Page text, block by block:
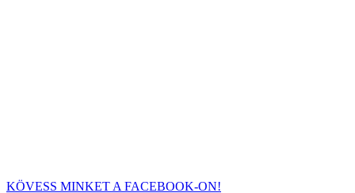
KÖVESS MINKET A FACEBOOK-ON!